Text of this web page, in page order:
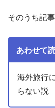
そのうち記
あわせて
海外旅行
らない説